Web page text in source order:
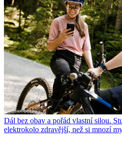
Dál bez obav a pořád vlastní silou.
elektrokolo zdravější, než si mnozí